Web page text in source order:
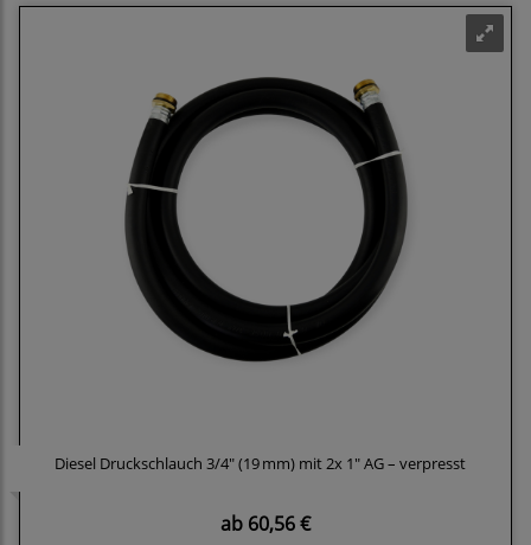
Diesel Druckschlauch 3/4" (19 mm) mit 2x 1" AG – verpresst
ab 60,56 €